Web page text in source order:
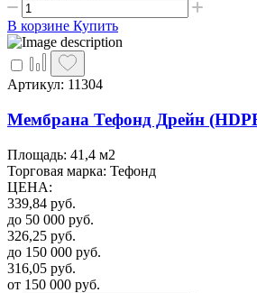
В корзине Купить
Артикул: 11304
Мембрана Тефонд Дрейн
Площадь: 41,4 м2
Торговая марка: Тефонд
ЦЕНА:
339,84 руб.
до 50 000 руб.
326,25 руб.
до 150 000 руб.
316,05 руб.
от 150 000 руб.